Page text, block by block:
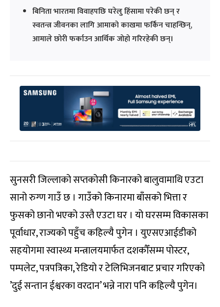
बिनिता भारतमा विवाहपछि घरेलु हिंसामा परेकी छन् र
स्वतन्त्र जीवनका लागि आमाको काखमा फर्किन चाहन्छिन्,
आमाले छोरी फर्काउन आर्थिक जोहो गरिरहेकी छन्।
सुनसरी जिल्लाको सप्तकोसी किनारको बालुवामाथि एउटा
सानो रुग्ण गाउँ छ । गाउँको किनारमा बाँसको भित्ता र
फुसको छानो भएको उस्तै एउटा घर । यो घरसम्म विकासका
पूर्वाधार, राज्यको पहुँच कहिल्यै पुगेन । युएसएआईडीको
सहयोगमा स्वास्थ्य मन्त्रालयमार्फत दशकौँसम्म पोस्टर,
पम्पलेट, पत्रपत्रिका, रेडियो र टेलिभिजनबाट प्रचार गरिएको
’दुई सन्तान ईश्वरका वरदान’ भन्ने नारा पनि कहिल्यै पुगेन।